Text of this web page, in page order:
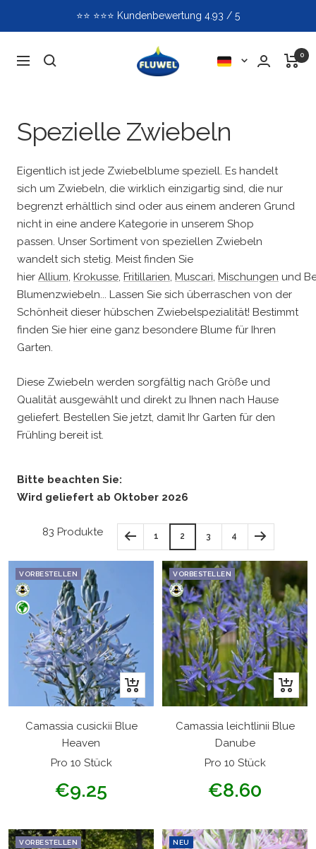
📞📞 Telefonischer Kundenservice: 9 - 14 Uhr (CEST)
Navigation
Fluwel Sprache 0
Spezielle Zwiebeln
Eigentlich ist jede Zwiebelblume speziell. Es handelt
sich um Zwiebeln, die wirklich einzigartig sind, die nur
begrenzt erhältlich sind oder aus einem anderen Grund
nicht in eine andere Kategorie in unserem Shop
passen. Unser Sortiment von speziellen Zwiebeln
wandelt sich stetig. Meist finden Sie
hier Allium, Krokusse, Fritillarien, Muscari, Mischungen und
Blumenzwiebeln... Lassen Sie sich überraschen von der
Schönheit dieser hübschen Zwiebelspezialität! Bestimmt
finden Sie hier eine ganz besondere Blume für Ihren
Garten.
Diese Zwiebeln werden sorgfältig nach Größe und
Qualität ausgewählt und direkt zu Ihnen nach Hause
geliefert. Bestellen Sie jetzt, damit Ihr Garten für den
Frühling bereit ist.
Bitte beachten Sie:
Wird geliefert ab Oktober 2026
83 Produkte 1 2 3 4
VORBESTELLEN
In
den
Warenkorb
Camassia cusickii Blue
Heaven
Pro 10 Stück
Angebotspreis
€9.25
VORBESTELLEN
In
den
Camassia leichtlinii Blue
Danube
Pro 10 Stück
Angebotspreis
€8.60
VORBESTELLEN
NEU